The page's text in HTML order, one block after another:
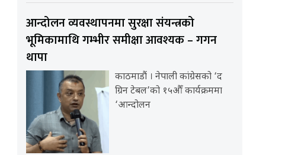
आन्दोलन व्यवस्थापनमा सुरक्षा संयन्त्रको
भूमिकामाथि गम्भीर समीक्षा आवश्यक – गगन
थापा
काठमाडौं । नेपाली कांग्रेसको ‘द
ग्रिन टेबल’को १५औँ कार्यक्रममा
‘आन्दोलन